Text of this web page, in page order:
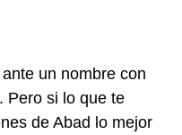
un nombre con
Pero si lo que te
de Abad lo mejor